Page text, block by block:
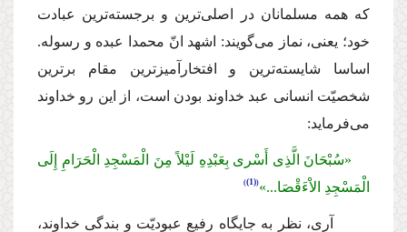
كه همه مسلمانان در اصلى‌ترین و برجسته‌ترین عبادت
خود؛ یعنى، نماز مى‌گویند: اشهد انّ محمدا عبده و رسوله.
اساسا شایسته‌ترین و افتخارآمیزترین مقام برترین
شخصیّت انسانى عبد خداوند بودن است، از این رو خداوند
مى‌فرماید:
«سُبْحَانَ الَّذِى أَسْرى بِعَبْدِهِ لَیْلاً مِنَ الْمَسْجِدِ الْحَرَامِ إِلَى
الْمَسْجِدِ الاْءَقْصَا...» (1)
آرى، نظر به جایگاه رفیع عبودیّت و بندگى خداوند،